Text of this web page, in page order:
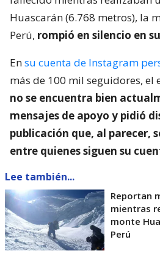
Huascarán (6.768 metros), la
Perú, rompió en silencio en
Ensu cuenta de Instagram
más de 100 mil seguidores,
no se encuentra bien
mensajes de apoyo y pidió
publicación que, al parecer,
entre quienes siguen su
Lee también...
Reportan
mientras
monte
Perú